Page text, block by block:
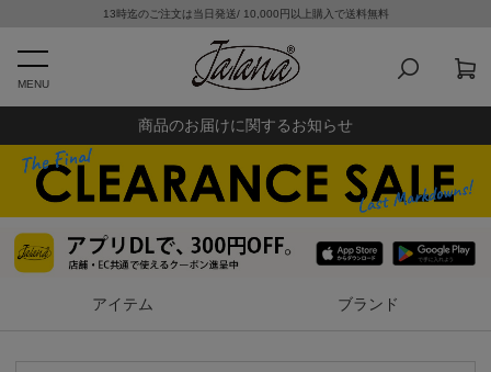
13時迄のご注文は当日発送/ 10,000円以上購入で送料無料
MENU
商品のお届けに関するお知らせ
アイテム ブランド